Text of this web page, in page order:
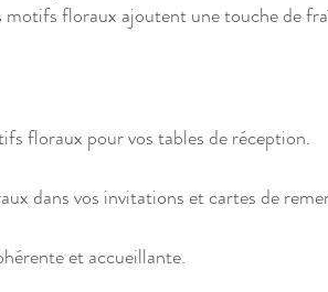
motifs floraux ajoutent une touche de
floraux pour vos tables de réception.
dans vos invitations et cartes de
et accueillante.